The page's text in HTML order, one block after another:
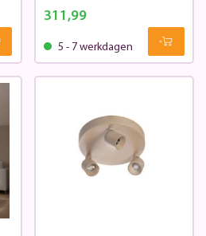
311,99
5 - 7 werkdagen